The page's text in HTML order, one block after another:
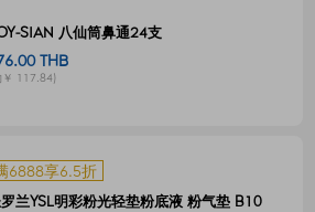
SIAN 八仙筒鼻通24支
THB
￥ 117.84)
6888享6.5折
兰YSL明彩粉光轻垫粉底液 粉气垫 B10